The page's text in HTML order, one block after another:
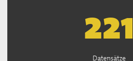
222
Datensätze